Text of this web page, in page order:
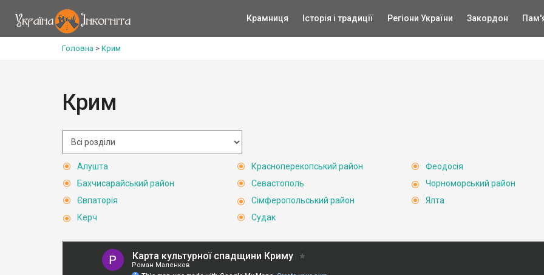
Крамниця Історія і традиції Регіони України Закордон
Головна > Крим
Крим
Алушта
Бахчисарайський район
Євпаторія
Керч
Красноперекопський район
Севастополь
Сімферопольський район
Судак
Феодосія
Чорноморський район
Ялта